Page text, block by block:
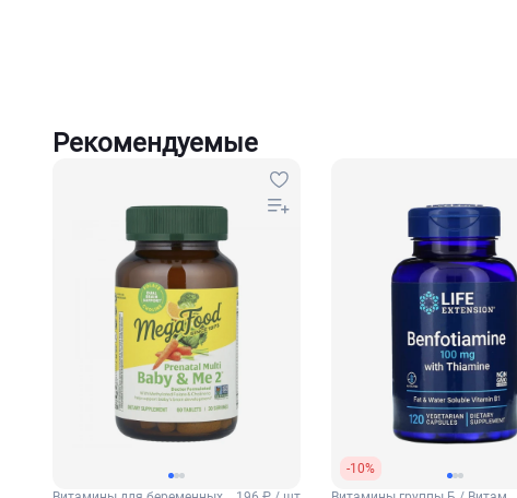
Рекомендуемые
-10%